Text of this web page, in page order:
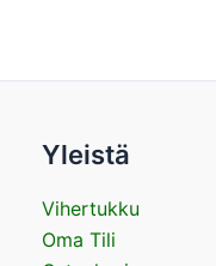
Yleistä
Vihertukku
Oma Tili